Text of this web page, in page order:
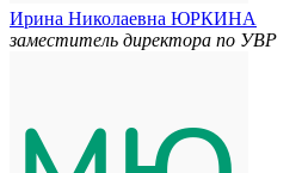
Ирина Николаевна ЮРКИНА
заместитель директора по УВР